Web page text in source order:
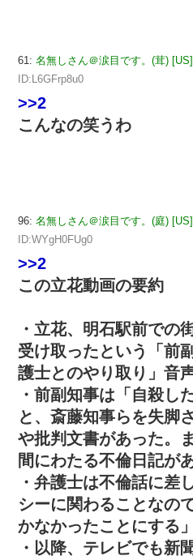
61: 名無しさん＠涙目です。(茸) [US]
ID:L6GFrp8u0
>>2
こんなの笑うわ
96: 名無しさん＠涙目です。(庭) [US]
ID:WYgH0FUg0
>>2
この立花動画の要約
・立花、明石駅前での
受け取ったという「前
護士とのやり取り」音
・前副知事は「自殺し
と、斎藤知事らを失脚
や批判文書があった。
間にわたる不倫日記が
・弁護士は不倫話に差
シーに関わることなの
かなかったことにする
・以降、テレビでも新